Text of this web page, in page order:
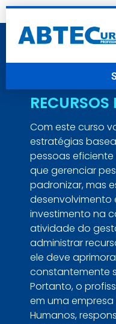
Com este curso
estratégias
pessoas
que gerenciar
padronizar, mas
desenvolvimento
investimento na
atividade do
administrar
ele deve
constantemente
Portanto, o
em uma empresa
Humanos,